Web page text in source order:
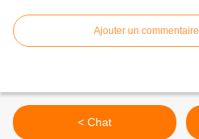
Ajouter un commentaire
< Chat